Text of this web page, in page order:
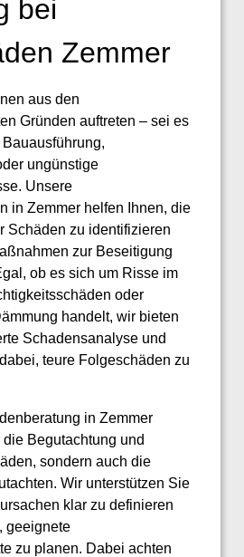
bei
Zemmer
aus den
Gründen auftreten – sei es
ungünstige
Unsere
in Zemmer helfen Ihnen, die
Schäden zu identifizieren
zur Beseitigung
ob es sich um Risse im
oder
handelt, wir bieten
Schadensanalyse und
teure Folgeschäden zu
in Zemmer
Begutachtung und
sondern auch die
Wir unterstützen Sie
klar zu definieren
geeignete
zu planen. Dabei achten